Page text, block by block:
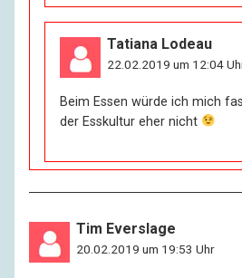
Tatiana Lodeau
22.02.2019 um 12:04
Beim Essen würde ich mich
der Esskultur eher nicht
Tim Everslage
20.02.2019 um 19:53 Uhr